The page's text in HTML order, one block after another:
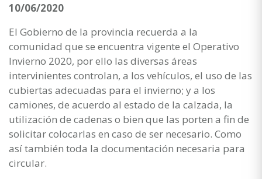
10/06/2020
El Gobierno de la provincia recuerda a la
comunidad que se encuentra vigente el Operativo
Invierno 2020, por ello las diversas áreas
intervinientes controlan, a los vehículos, el uso de las
cubiertas adecuadas para el invierno; y a los
camiones, de acuerdo al estado de la calzada, la
utilización de cadenas o bien que las porten a fin de
solicitar colocarlas en caso de ser necesario. Como
así también toda la documentación necesaria para
circular.